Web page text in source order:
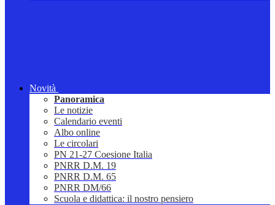
Novità
Panoramica
Le notizie
Calendario eventi
Albo online
Le circolari
PN 21-27 Coesione Italia
PNRR D.M. 19
PNRR D.M. 65
PNRR DM/66
Scuola e didattica: il nostro pensiero